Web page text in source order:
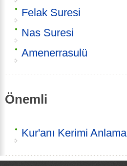
Felak Suresi
Nas Suresi
Amenerrasulü
Önemli
Kur'anı Kerimi Anlama